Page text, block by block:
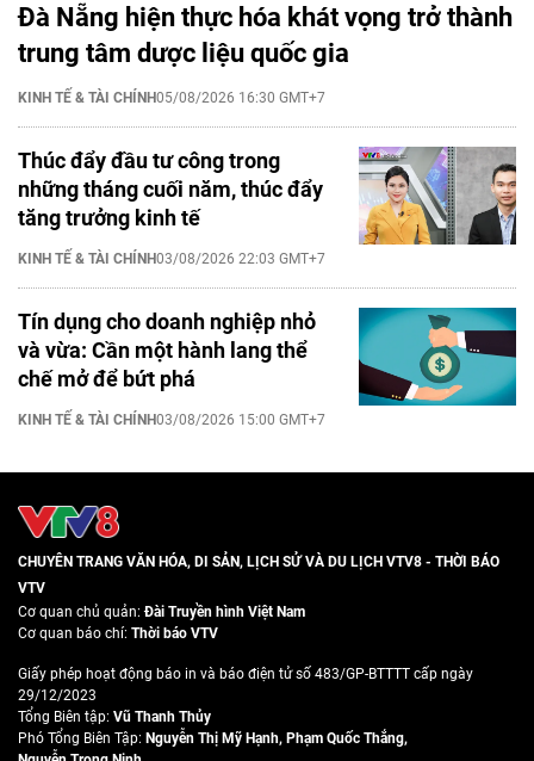
Đà Nẵng hiện thực hóa khát vọng trở thành
trung tâm dược liệu quốc gia
KINH TẾ & TÀI CHÍNH05/08/2026 16:30 GMT+7
Thúc đẩy đầu tư công trong
những tháng cuối năm, thúc đẩy
tăng trưởng kinh tế
KINH TẾ & TÀI CHÍNH03/08/2026 22:03 GMT+7
Tín dụng cho doanh nghiệp nhỏ
và vừa: Cần một hành lang thể
chế mở để bứt phá
KINH TẾ & TÀI CHÍNH03/08/2026 15:00 GMT+7
CHUYÊN TRANG VĂN HÓA, DI SẢN, LỊCH SỬ VÀ DU LỊCH VTV8 - THỜI BÁO
VTV
Cơ quan chủ quản:Đài Truyền hình Việt Nam
Cơ quan báo chí: Thời báo VTV
Giấy phép hoạt động báo in và báo điện tử số 483/GP-BTTTT cấp ngày
29/12/2023
Tổng Biên tập: Vũ Thanh Thủy
Phó Tổng Biên Tập: Nguyễn Thị Mỹ Hạnh, Phạm Quốc Thắng,